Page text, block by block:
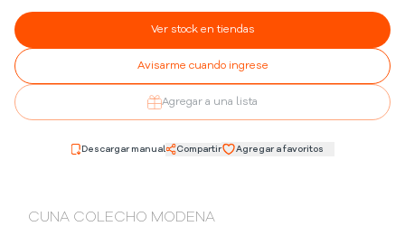
Ver stock en tiendas
Avisarme cuando ingrese
Agregar a una lista
Descargar manual Compartir Agregar a favoritos
CUNA COLECHO MODENA